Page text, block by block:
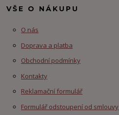
VŠE O NÁKUPU
O nás
Doprava a platba
Obchodní podmínky
Kontakty
Reklamační formulář
Formulář odstoupení od smlouvy